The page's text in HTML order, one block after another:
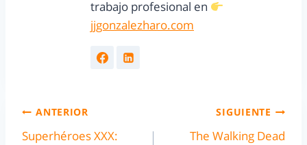
trabajo profesional en
jjgonzalezharo.com
ANTERIOR
Superhéroes XXX:
SIGUIENTE
The Walking Dead